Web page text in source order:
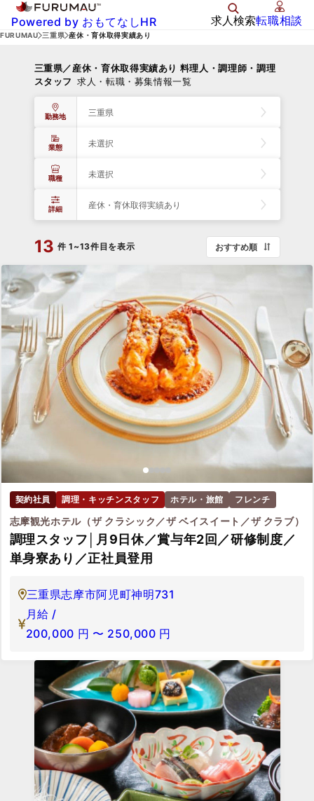
Powered by おもてなしHR 求人検索転職相談
FURUMAU 三重県 産休・育休取得実績あり
三重県／産休・育休取得実績あり 料理人・調理師・調理
スタッフ 求人・転職・募集情報一覧
勤務地 三重県
業態 未選択
職種 未選択
詳細 産休・育休取得実績あり
13 件 1~13件目を表示 おすすめ順
契約社員 調理・キッチンスタッフ ホテル・旅館 フレンチ
志摩観光ホテル（ザ クラシック／ザ ベイスイート／ザ クラブ）
調理スタッフ│月9日休／賞与年2回／研修制度／
単身寮あり／正社員登用
三重県志摩市阿児町神明731
月給 /
200,000 円 〜 250,000 円